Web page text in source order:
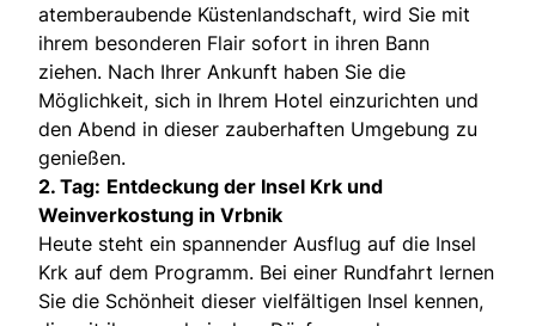
atemberaubende Küstenlandschaft, wird Sie mit
ihrem besonderen Flair sofort in ihren Bann
ziehen. Nach Ihrer Ankunft haben Sie die
Möglichkeit, sich in Ihrem Hotel einzurichten und
den Abend in dieser zauberhaften Umgebung zu
genießen.
2. Tag: Entdeckung der Insel Krk und
Weinverkostung in Vrbnik
Heute steht ein spannender Ausflug auf die Insel
Krk auf dem Programm. Bei einer Rundfahrt lernen
Sie die Schönheit dieser vielfältigen Insel kennen,